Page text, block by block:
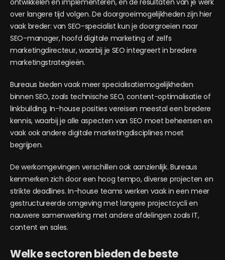
ontwikkelen en implementeren, en de resultaten van je werk
over langere tijd volgen. De doorgroeimogelijkheden zijn hier
vaak breder: van SEO-specialist kun je doorgroeien naar
SEO-manager, hoofd digitale marketing of zelfs
marketingdirecteur, waarbij je SEO integreert in bredere
marketingstrategieën.
Bureaus bieden vaak meer specialisatiemogelijkheden
binnen SEO, zoals technische SEO, content-optimalisatie of
linkbuilding. In-house posities vereisen meestal een bredere
kennis, waarbij je alle aspecten van SEO moet beheersen en
vaak ook andere digitale marketingdisciplines moet
begrijpen.
De werkomgevingen verschillen ook aanzienlijk. Bureaus
kenmerken zich door een hoog tempo, diverse projecten en
strikte deadlines. In-house teams werken vaak in een meer
gestructureerde omgeving met langere projectcycli en
nauwere samenwerking met andere afdelingen zoals IT,
content en sales.
Welke sectoren bieden de beste